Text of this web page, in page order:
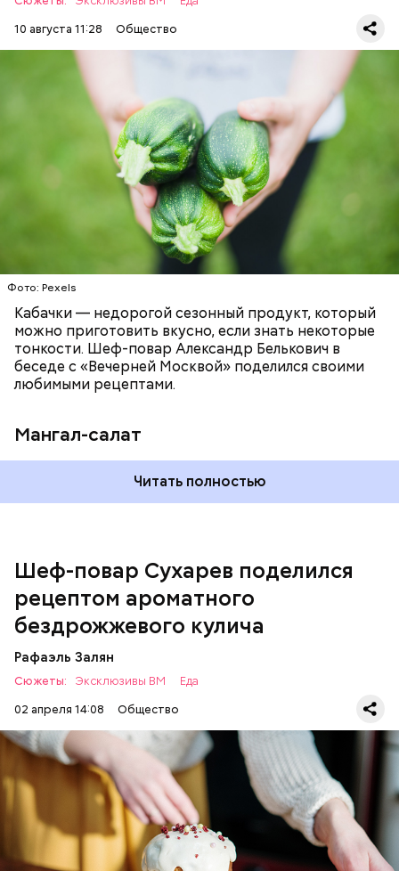
10 августа 11:28
Общество
Фото: Pexels
Кабачки — недорогой сезонный продукт, который
можно приготовить вкусно, если знать некоторые
тонкости. Шеф-повар Александр Белькович в
беседе с «Вечерней Москвой» поделился своими
любимыми рецептами.
Мангал-салат
Что понадобится:
Читать полностью
РЕЦЕПТЫ
Шеф-повар Сухарев поделился
рецептом ароматного
бездрожжевого кулича
Рафаэль Залян
Сюжеты: Эксклюзивы ВМ
Еда
02 апреля 14:08
Общество
Первый необычный рецепт кулича несколько
отличается от классической рецептуры, так как
содержит нестандартную начинку:
— Этот вариант кулича не содержит дрожжей,
поэтому люди, которые любят сидеть на диете,
Ингредиенты